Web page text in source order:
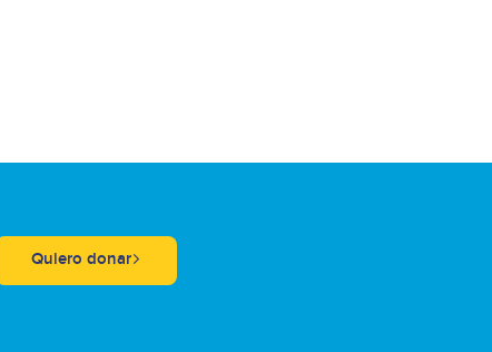
Quiero donar